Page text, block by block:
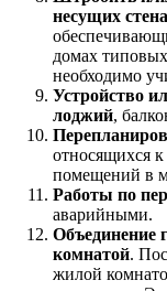
несущих
домах
необходимо
Устройство
лоджий,
относящихся
помещений в
Работы по
аварийными.
Объединение
комнатой.
жилой